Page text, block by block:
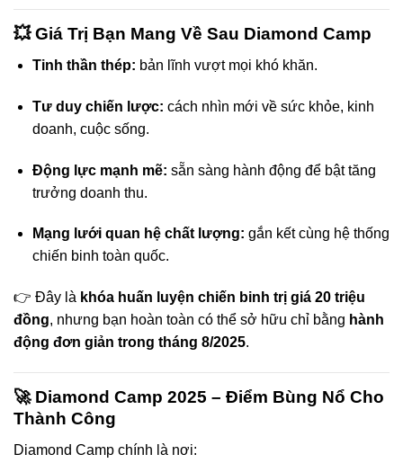
💥 Giá Trị Bạn Mang Về Sau Diamond Camp
Tinh thần thép: bản lĩnh vượt mọi khó khăn.
Tư duy chiến lược: cách nhìn mới về sức khỏe, kinh
doanh, cuộc sống.
Động lực mạnh mẽ: sẵn sàng hành động để bật tăng
trưởng doanh thu.
Mạng lưới quan hệ chất lượng: gắn kết cùng hệ thống
chiến binh toàn quốc.
👉 Đây là khóa huấn luyện chiến binh trị giá 20 triệu
đồng, nhưng bạn hoàn toàn có thể sở hữu chỉ bằng hành
động đơn giản trong tháng 8/2025.
🚀 Diamond Camp 2025 – Điểm Bùng Nổ Cho
Thành Công
Diamond Camp chính là nơi: